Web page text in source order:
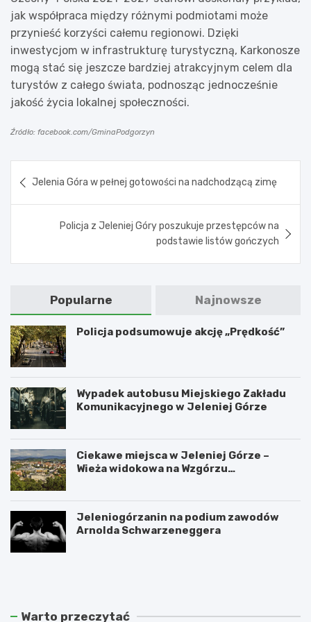
jak współpraca między różnymi podmiotami może
przynieść korzyści całemu regionowi. Dzięki
inwestycjom w infrastrukturę turystyczną, Karkonosze
mogą stać się jeszcze bardziej atrakcyjnym celem dla
turystów z całego świata, podnosząc jednocześnie
jakość życia lokalnej społeczności.
Źródło: facebook.com/GminaPodgorzyn
wpisu
Jelenia Góra w pełnej gotowości na nadchodzącą zimę
Policja z Jeleniej Góry poszukuje przestępców na
podstawie listów gończych
Popularne Najnowsze
Policja podsumowuje akcję „Prędkość”
Wypadek autobusu Miejskiego Zakładu
Komunikacyjnego w Jeleniej Górze
Ciekawe miejsca w Jeleniej Górze –
Wieża widokowa na Wzgórzu
Jeleniogórzanin na podium zawodów
Arnolda Schwarzeneggera
W
l
S
r Warto przeczytać